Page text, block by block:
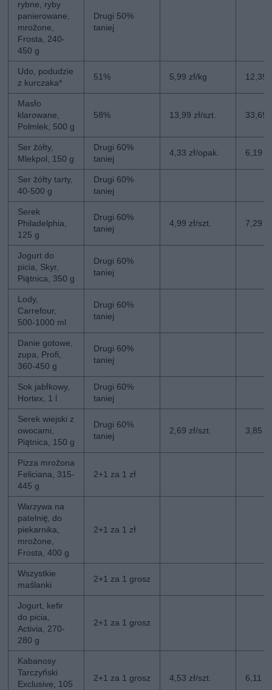
rybne, ryby
panierowane,
mrożone,
Frosta, 240-
450 g
Drugi 50%
taniej
Udo, podudzie
z kurczaka*
51% 5,99 zł/kg 12,39
Masło
klarowane,
Polmlek, 500 g
58% 13,99 zł/szt. 33,69
Ser żółty,
Mlekpol, 150 g
Drugi 60%
taniej
4,33 zł/opak. 6,19
Ser żółty tarty,
40-500 g
Drugi 60%
taniej
Serek
Philadelphia,
125 g
Drugi 60%
taniej
4,99 zł/szt. 7,29
Jogurt do
picia, Skyr,
Piątnica, 350 g
Drugi 60%
taniej
Lody,
Carrefour,
500-1000 ml
Drugi 60%
taniej
Danie gotowe,
zupa, Profi,
360-450 g
Drugi 60%
taniej
Sok jabłkowy,
Hortex, 1 l
Drugi 60%
taniej
Serek wiejski z
owocami,
Piątnica, 150 g
Drugi 60%
taniej
2,69 zł/szt. 3,85
Pizza mrożona
Feliciana, 315-
445 g
2+1 za 1 zł
Warzywa na
patelnię, do
piekarnika,
mrożone,
Frosta, 400 g
2+1 za 1 zł
Wszystkie
maślanki
2+1 za 1 grosz
Jogurt, kefir
do picia,
Activia, 270-
280 g
2+1 za 1 grosz
Kabanosy
Tarczyński
Exclusive, 105
2+1 za 1 grosz 4,53 zł/szt. 6,11